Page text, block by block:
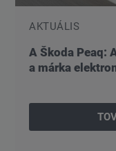
AKTUÁLIS
A Škoda Peaq:
a márka